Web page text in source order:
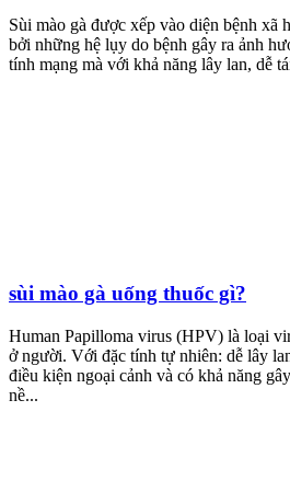
Sùi mào gà được xếp vào diện bệnh xã
bởi những hệ lụy do bệnh gây ra ảnh
tính mạng mà với khả năng lây lan, dễ
sùi mào gà uống thuốc gì?
Human Papilloma virus (HPV) là loại
ở người. Với đặc tính tự nhiên: dễ lây
điều kiện ngoại cảnh và có khả năng
nề...